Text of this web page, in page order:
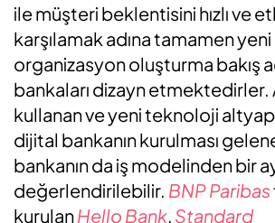
ile müşteri beklentisini hızlı ve
karşılamak adına tamamen
organizasyon oluşturma bakış
bankaları dizayn etmektedirler.
kullanan ve yeni teknoloji
dijital bankanın kurulması
bankanın da iş modelinden bir
değerlendirilebilir. BNP Paribas
kurulanHello Bank, Standard